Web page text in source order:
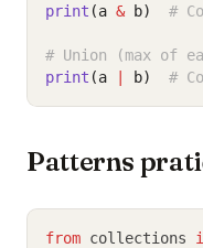
print (a & b) #
# Union (max of
print (a b) #
Patterns
from collections